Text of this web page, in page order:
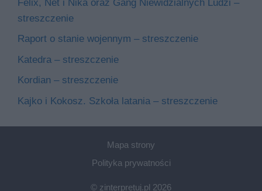
Felix, Net i Nika oraz Gang Niewidzialnych Ludzi –
streszczenie
Raport o stanie wojennym – streszczenie
Katedra – streszczenie
Kordian – streszczenie
Kajko i Kokosz. Szkoła latania – streszczenie
Mapa strony
Polityka prywatności
© zinterpretuj.pl 2026